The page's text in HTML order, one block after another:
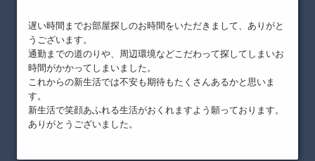
遅い時間までお部屋探しのお時間をいただきまして、ありがと
うございます。
通勤までの道のりや、周辺環境などこだわって探してしまいお
時間がかかってしまいました。
これからの新生活では不安も期待もたくさんあるかと思いま
す。
新生活で笑顔あふれる生活がおくれますよう願っております。
ありがとうございました。